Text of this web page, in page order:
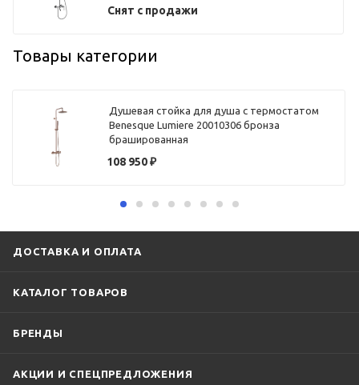
Снят с продажи
Товары категории
Душевая стойка для душа с термостатом
Benesque Lumiere 20010306 бронза
брашированная
108 950₽
ДОСТАВКА И ОПЛАТА
КАТАЛОГ ТОВАРОВ
БРЕНДЫ
АКЦИИ И СПЕЦПРЕДЛОЖЕНИЯ